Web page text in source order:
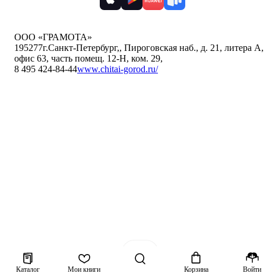
Каталог Мои книги Корзина Войти
ООО «ГРАМОТА»
195277г.Санкт-Петербург,, Пироговская наб., д. 21, литера А,
офис 63, часть помещ. 12-Н, ком. 29,
8 495 424-84-44www.chitai-gorod.ru/